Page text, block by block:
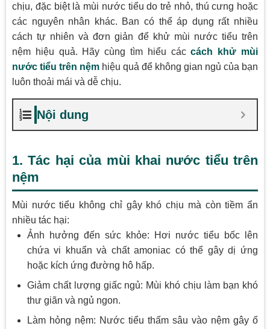
chịu, đặc biệt là mùi nước tiểu do trẻ nhỏ, thú cưng hoặc
các nguyên nhân khác. Ban có thể áp dụng rất nhiều
cách tự nhiên và đơn giản để khử mùi nước tiểu trên
nệm hiệu quả. Hãy cùng tìm hiểu cáccách khử mùi
nước tiểu trên nệm hiệu quả để không gian ngủ của bạn
luôn thoải mái và dễ chịu.
Nội dung
1. Tác hại của mùi khai nước tiểu trên
nệm
Mùi nước tiểu không chỉ gây khó chịu mà còn tiềm ẩn
nhiều tác hại:
Ảnh hưởng đến sức khỏe: Hơi nước tiểu bốc lên
chứa vi khuẩn và chất amoniac có thể gây dị ứng
hoặc kích ứng đường hô hấp.
Giảm chất lượng giấc ngủ: Mùi khó chịu làm bạn khó
thư giãn và ngủ ngon.
Làm hỏng nệm: Nước tiểu thấm sâu vào nệm gây ố